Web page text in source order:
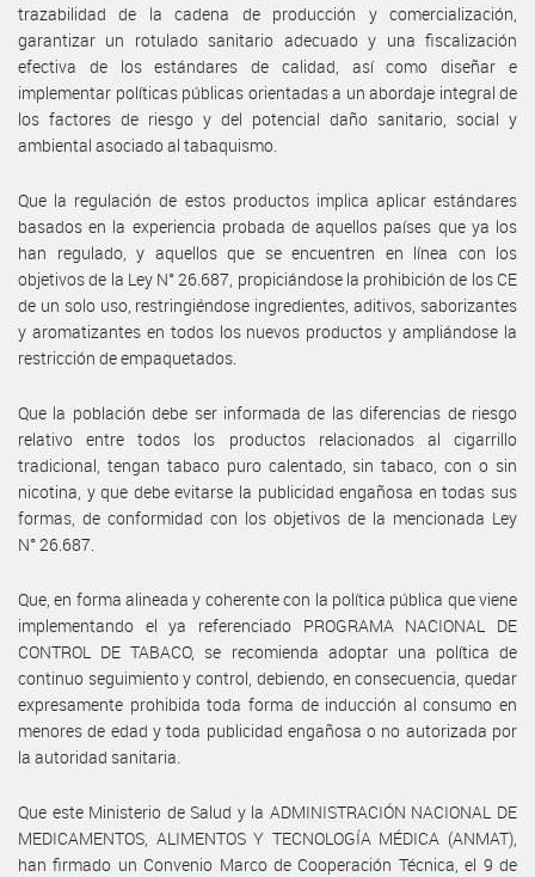
trazabilidad de la cadena de producción y comercialización,
garantizar un rotulado sanitario adecuado y una fiscalización
efectiva de los estándares de calidad, así como diseñar e
implementar políticas públicas orientadas a un abordaje integral de
los factores de riesgo y del potencial daño sanitario, social y
ambiental asociado al tabaquismo.
Que la regulación de estos productos implica aplicar estándares
basados en la experiencia probada de aquellos países que ya los
han regulado, y aquellos que se encuentren en línea con los
objetivos de la Ley N° 26.687, propiciándose la prohibición de los CE
de un solo uso, restringiéndose ingredientes, aditivos, saborizantes
y aromatizantes en todos los nuevos productos y ampliándose la
restricción de empaquetados.
Que la población debe ser informada de las diferencias de riesgo
relativo entre todos los productos relacionados al cigarrillo
tradicional, tengan tabaco puro calentado, sin tabaco, con o sin
nicotina, y que debe evitarse la publicidad engañosa en todas sus
formas, de conformidad con los objetivos de la mencionada Ley
N° 26.687.
Que, en forma alineada y coherente con la política pública que viene
implementando el ya referenciado PROGRAMA NACIONAL DE
CONTROL DE TABACO, se recomienda adoptar una política de
continuo seguimiento y control, debiendo, en consecuencia, quedar
expresamente prohibida toda forma de inducción al consumo en
menores de edad y toda publicidad engañosa o no autorizada por
la autoridad sanitaria.
Que este Ministerio de Salud y la ADMINISTRACIÓN NACIONAL DE
MEDICAMENTOS, ALIMENTOS Y TECNOLOGÍA MÉDICA (ANMAT),
han firmado un Convenio Marco de Cooperación Técnica, el 9 de